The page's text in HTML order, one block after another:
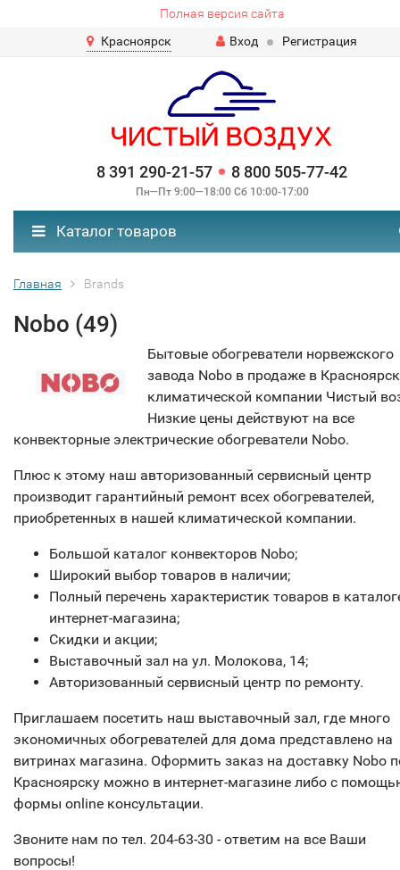
Полная версия сайта
Красноярск
Вход Регистрация
8 391 290-21-57 8 800 505-77-42
Пн—Пт 9:00—18:00 Сб 10:00-17:00
Каталог товаров
Главная Brands
Nobo (49)
Бытовые обогреватели норвежского
завода Nobo в продаже в
климатической компании Чистый
Низкие цены действуют на все
конвекторные электрические обогреватели Nobo.
Плюс к этому наш авторизованный сервисный центр
производит гарантийный ремонт всех обогревателей,
приобретенных в нашей климатической компании.
Большой каталог конвекторов Nobo;
Широкий выбор товаров в наличии;
Полный перечень характеристик товаров в
интернет-магазина;
Скидки и акции;
Выставочный зал на ул. Молокова, 14;
Авторизованный сервисный центр по ремонту.
Приглашаем посетить наш выставочный зал, где много
экономичных обогревателей для дома представлено на
витринах магазина. Оформить заказ на доставку Nobo
Красноярску можно в интернет-магазине либо с
формы online консультации.
Звоните нам по тел. 204-63-30 - ответим на все Ваши
вопросы!